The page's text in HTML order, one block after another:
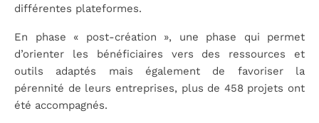
différentes plateformes.
En phase « post-création », une phase qui permet
d’orienter les bénéficiaires vers des ressources et
outils adaptés mais également de favoriser la
pérennité de leurs entreprises, plus de 458 projets ont
été accompagnés.